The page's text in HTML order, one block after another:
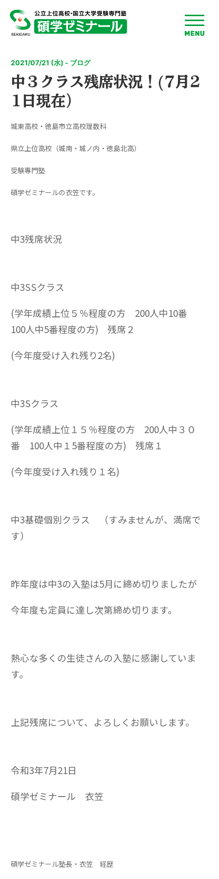
toggle
menu
2021/07/21 (水) - ブログ
中３クラス残席状況！(7月2
1日現在）
城東高校・徳島市立高校理数科
県立上位高校（城南・城ノ内・徳島北高）
受験專門塾
碩学ゼミナールの衣笠です。
中3残席状況
中3SSクラス
(学年成績上位５％程度の方 200人中10番
100人中5番程度の方) 残席２
(今年度受け入れ残り2名)
中3Sクラス
(学年成績上位１５％程度の方 200人中３０
番 100人中１5番程度の方) 残席１
(今年度受け入れ残り１名)
中3基礎個別クラス （すみませんが、満席で
す）
昨年度は中3の入塾は5月に締め切りましたが
今年度も定員に達し次第締め切ります。
熱心な多くの生徒さんの入塾に感謝していま
す。
上記残席について、よろしくお願いします。
令和3年7月21日
碩学ゼミナール 衣笠
碩学ゼミナール塾長・衣笠 経歴